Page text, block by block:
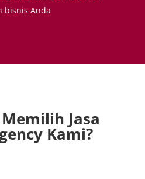
bisnis Anda
Jasa
Kami?